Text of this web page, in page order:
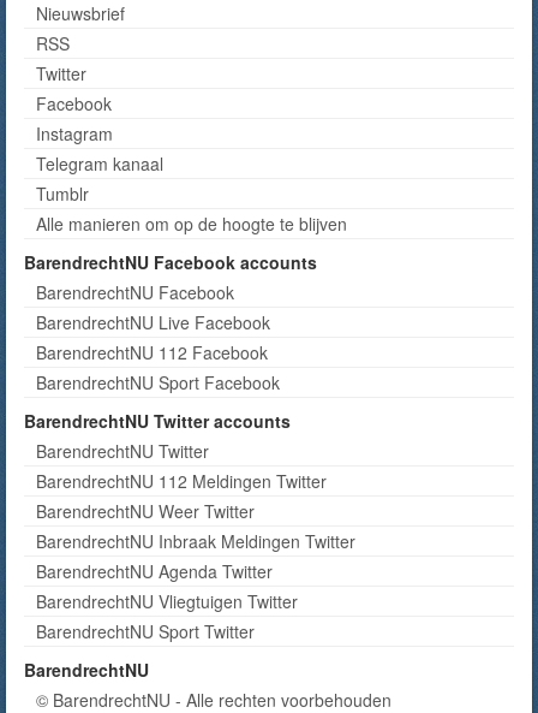
Nieuwsbrief
RSS
Twitter
Facebook
Instagram
Telegram kanaal
Tumblr
Alle manieren om op de hoogte te blijven
BarendrechtNU Facebook accounts
BarendrechtNU Facebook
BarendrechtNU Live Facebook
BarendrechtNU 112 Facebook
BarendrechtNU Sport Facebook
BarendrechtNU Twitter accounts
BarendrechtNU Twitter
BarendrechtNU 112 Meldingen Twitter
BarendrechtNU Weer Twitter
BarendrechtNU Inbraak Meldingen Twitter
BarendrechtNU Agenda Twitter
BarendrechtNU Vliegtuigen Twitter
BarendrechtNU Sport Twitter
BarendrechtNU
© BarendrechtNU - Alle rechten voorbehouden